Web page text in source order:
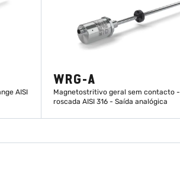
AISI
WRG-A
Magnetostritivo geral sem contacto
roscada AISI 316 - Saída analógica
DESCUBRA MAIS